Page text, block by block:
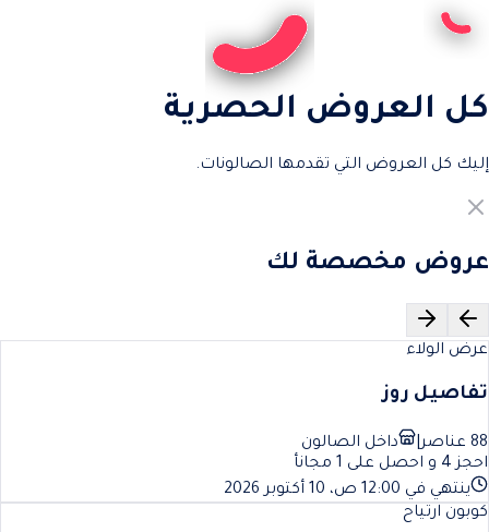
كل العروض الحصرية
إليك كل العروض التي تقدمها الصالونات.
عروض مخصصة لك
Previous slide
عرض الولاء
تفاصيل روز
88 عناصر |
داخل الصالون
احجز 4 و احصل على 1 مجانأ
ينتهي في 12:00 ص، 10 أكتوبر 2026
كوبون ارتياح